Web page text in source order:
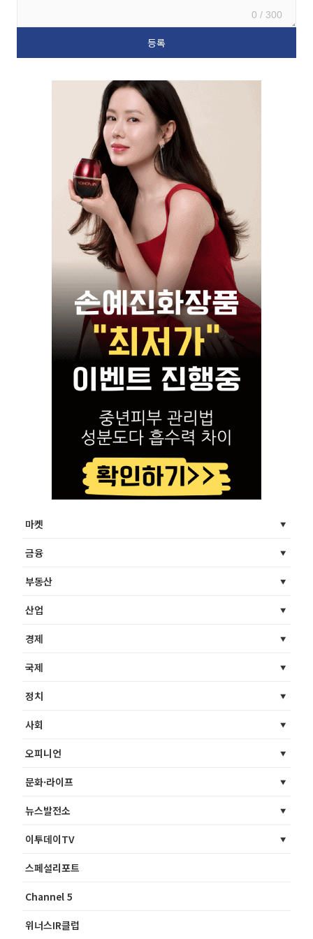
0 / 300
마켓
금융
부동산
산업
경제
국제
정치
사회
오피니언
문화·라이프
뉴스발전소
이투데이TV
스페셜리포트
Channel 5
위너스IR클럽